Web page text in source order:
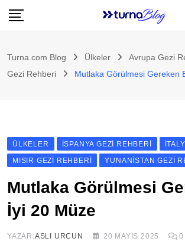
Skip
Turna.com Blog Ülkeler Avrupa Gezi
Gezi Rehberi
Mutlaka Görülmesi Gereken
ÜLKELER İSPANYA GEZI REHBERI
MISIR GEZI REHBERI
YUNANISTAN GEZI
Mutlaka Görülmesi
İyi 20 Müze
YAZAR:ASLI URCUN 20 MAYIS 2025 0